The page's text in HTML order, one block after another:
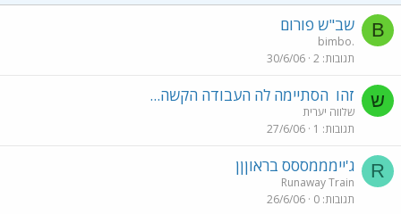
B שב"ש פורום
bimbo.
תגובות 2
30/6/06
ש זהו הסתיימה לה העבודה הקשה...
שלווה יערית
תגובות 1
27/6/06
R ג'יימממססס בראוןןן
Runaway Train
תגובות 0
26/6/06